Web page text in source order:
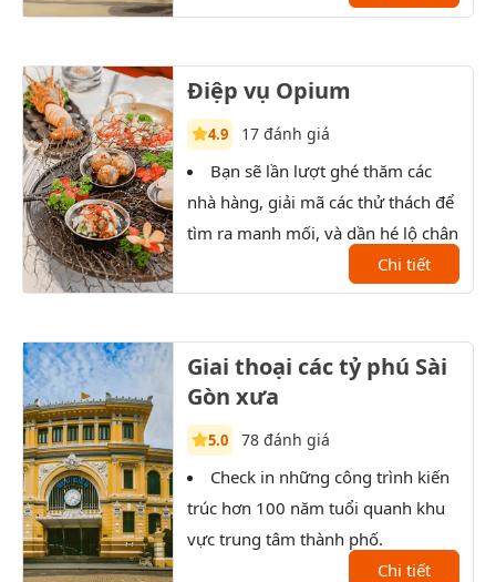
Điệp vụ Opium
4.9 17 đánh giá
Bạn sẽ lần lượt ghé thăm các
nhà hàng, giải mã các thử thách để
tìm ra manh mối, và dần hé lộ chân
tướng của nhân vật bí ẩn.Chi tiết
Giai thoại các tỷ phú Sài
Gòn xưa
5.0 78 đánh giá
Check in những công trình kiến
trúc hơn 100 năm tuổi quanh khu
vực trung tâm thành phố.
Chi tiết